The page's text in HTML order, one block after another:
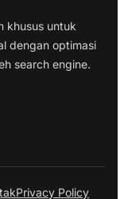
khusus untuk
dengan optimasi
search engine.
Privacy Policy